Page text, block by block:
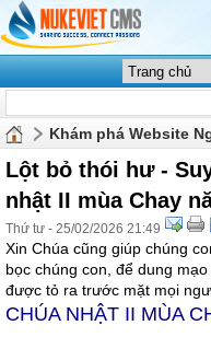
Khám phá Website
Lột bỏ thói hư -
nhật II mùa Chay
Thứ tư - 25/02/2026 21:49
Xin Chúa cũng giúp chúng
bọc chúng con, để dung
được tỏ ra trước mặt mọi
CHÚA NHẬT II MÙA